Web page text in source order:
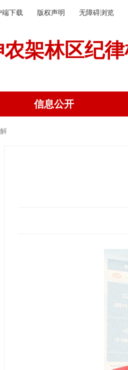
端下载 版权声明 无障碍浏览
架林区纪
信息公开